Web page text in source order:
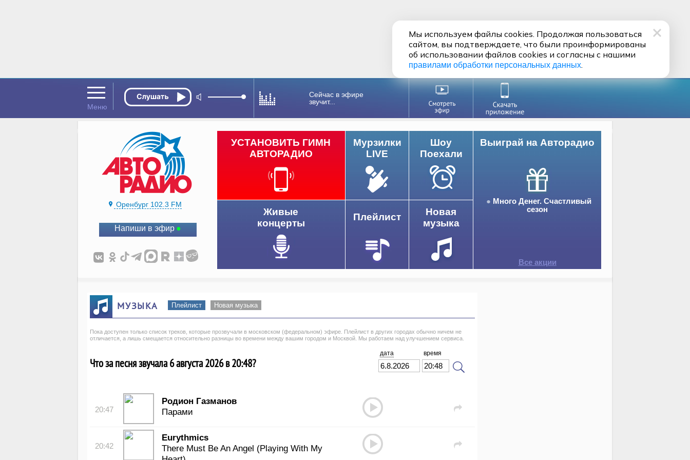
Сейчас в эфире
звучит...
Оренбург 102.3 FM
Напиши в эфир
Выиграй на Авторадио
Много Денег. Счастливый
сезон
Все акции
УСТАНОВИТЬ ГИМН
АВТОРАДИО
Мурзилки
LIVE
Шоу
Поехали
Живые
концерты
Плейлист
Новая
музыка
МУЗЫКА Плейлист Новая музыка
Пока доступен только список треков, которые прозвучали в московском (федеральном) эфире. Плейлист в других городах обычно ничем не
отличается, а лишь смещается относительно разницы во времени между вашим городом и Москвой. Мы работаем над улучшением сервиса.
Что за песня звучала 6 августа 2026 в 20:48?
дата время
20:47
Родион Газманов
Парами
20:42
Eurythmics
There Must Be An Angel (Playing With My
Мы используем файлы cookies. Продолжая пользоваться
сайтом, вы подтверждаете, что были проинформированы
об использовании файлов cookies и согласны с нашими
правилами обработки персональных данных.